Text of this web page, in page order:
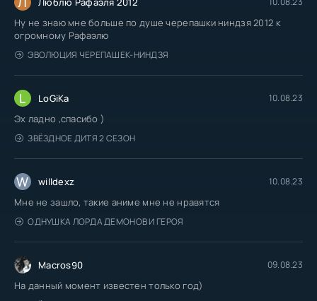
Ну не знаю мне больше по душе черепашки ниндзя 2012 к
огромному Рафаэлю
ЭВОЛЮЦИЯ ЧЕРЕПАШЕК-НИНДЗЯ
L LoGiKa 10.08.23
Эх ладно ,спасибо )
ЗВЁЗДНОЕ ДИТЯ 2 СЕЗОН
W willdexz 10.08.23
Мне не зашло, такие аниме мне не нравятся
ОДНУШКА ЛОРДА ДЕМОНОВ И ГЕРОЯ
Macros90 09.08.23
На данный момент известен только год)